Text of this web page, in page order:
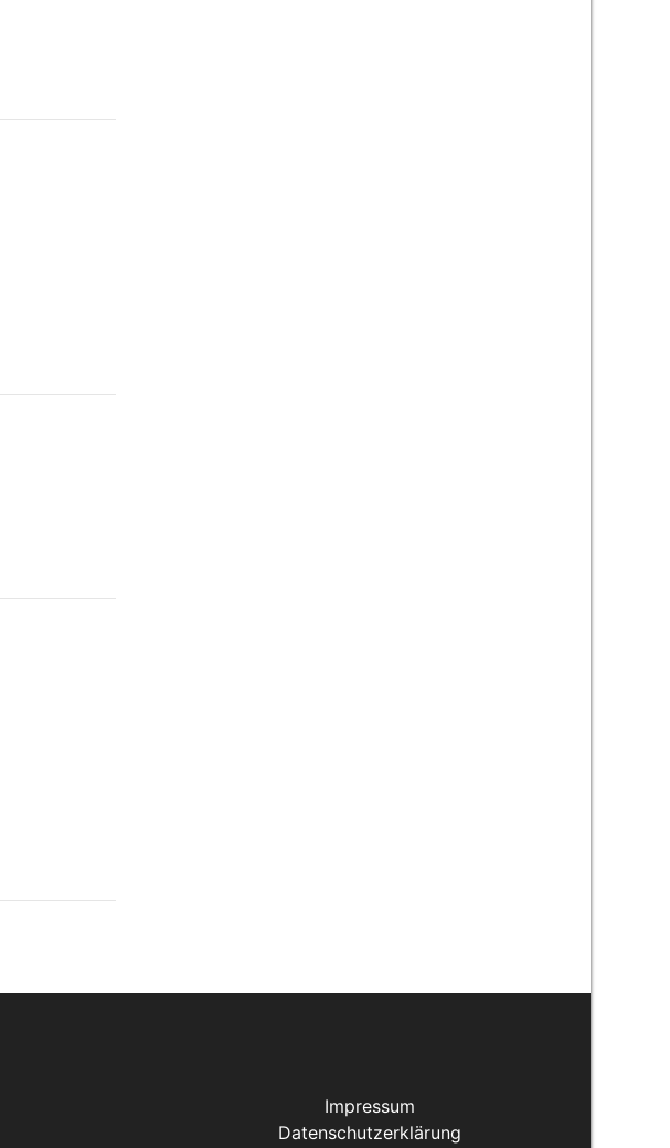
Impressum
Datenschutzerklärung